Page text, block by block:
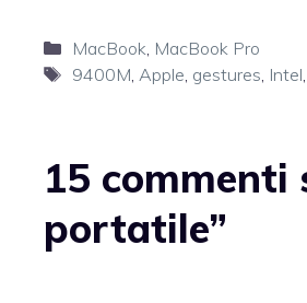
Categorie
MacBook MacBook Pro
Tag
9400M Apple gestures Intel
15 commenti
portatile”